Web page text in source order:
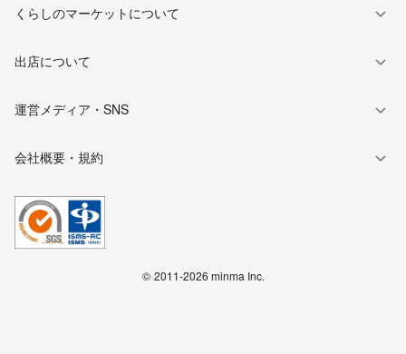
くらしのマーケットについて
出店について
運営メディア・SNS
会社概要・規約
© 2011-2026 minma Inc.